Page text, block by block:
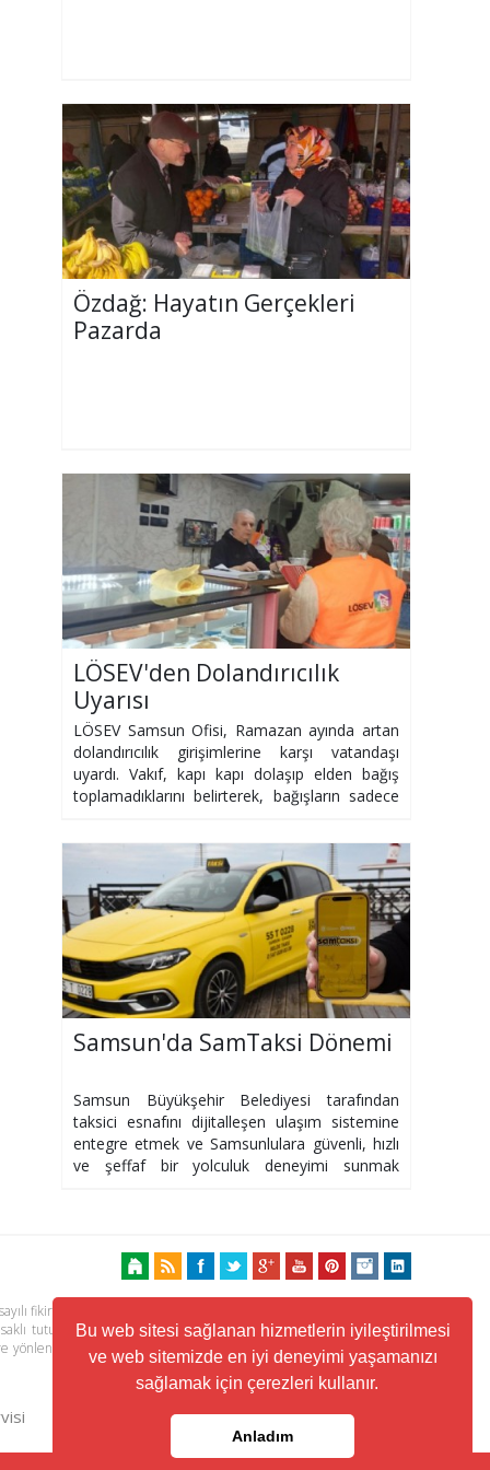
Bu web sitesi sağlanan hizmetlerin iyileştirilmesi
ve web sitemizde en iyi deneyimi yaşamanızı
sağlamak için çerezleri kullanır.
Anladım
Özdağ: Hayatın Gerçekleri
Pazarda
LÖSEV'den Dolandırıcılık
Uyarısı
LÖSEV Samsun Ofisi, Ramazan ayında artan
dolandırıcılık girişimlerine karşı vatandaşı
uyardı. Vakıf, kapı kapı dolaşıp elden bağış
toplamadıklarını belirterek, bağışların sadece
Samsun'da SamTaksi Dönemi
Samsun Büyükşehir Belediyesi tarafından
taksici esnafını dijitalleşen ulaşım sistemine
entegre etmek ve Samsunlulara güvenli, hızlı
ve şeffaf bir yolculuk deneyimi sunmak
fikir ve sanat eserleri kanunu ile korunmaktadır. Her türlü haber,
tutulmaktadır. Yayınlanan köşe yazılarından, haberlere ve köşe
yönlendiren linklerin içeriklerinden www.kuzeyhaber.com sorumlu
Trafik ve Yol Durumu